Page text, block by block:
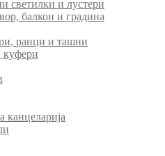
светилки и лустери
балкон и градина
ранци и ташни
канцеларија